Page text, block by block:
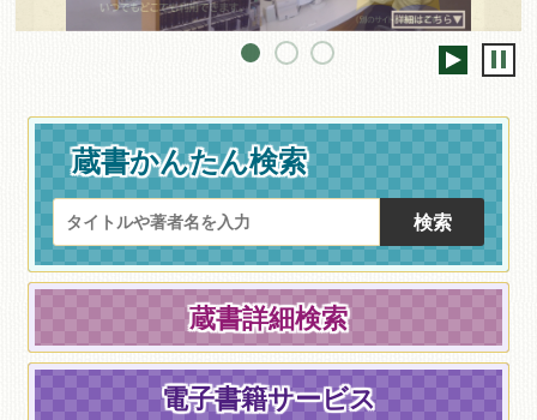
蔵書かんたん検索
蔵書詳細検索
電子書籍サービス